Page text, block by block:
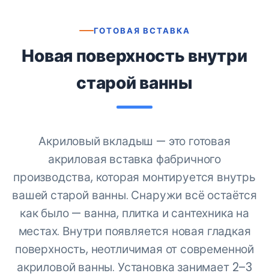
ГОТОВАЯ ВСТАВКА
Новая поверхность внутри
старой ванны
Акриловый вкладыш — это готовая
акриловая вставка фабричного
производства, которая монтируется внутрь
вашей старой ванны. Снаружи всё остаётся
как было — ванна, плитка и сантехника на
местах. Внутри появляется новая гладкая
поверхность, неотличимая от современной
акриловой ванны. Установка занимает 2–3